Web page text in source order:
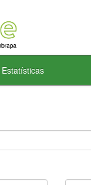
Estatísticas